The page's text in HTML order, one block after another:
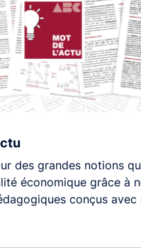
des grandes notions
économique grâce à
conçus avec